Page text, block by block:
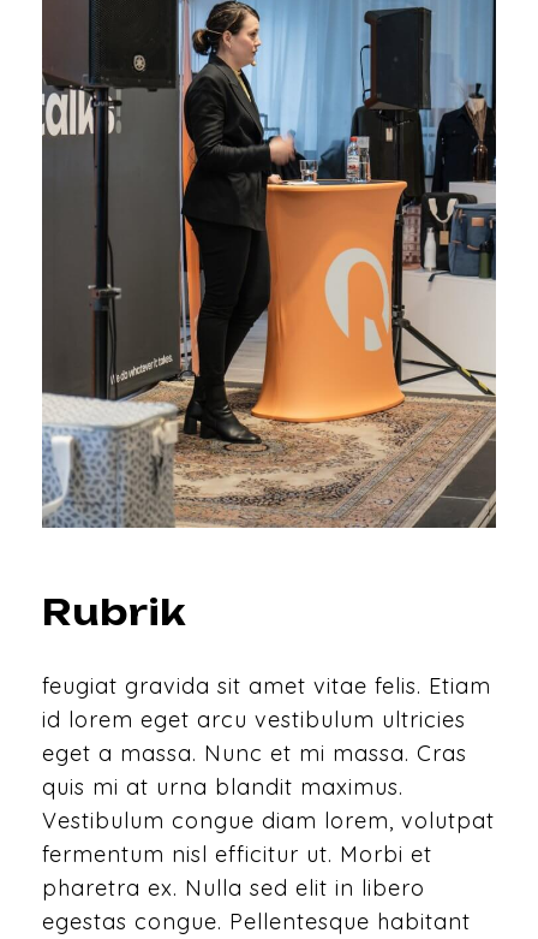
Rubrik
feugiat gravida sit amet vitae felis. Etiam
id lorem eget arcu vestibulum ultricies
eget a massa. Nunc et mi massa. Cras
quis mi at urna blandit maximus.
Vestibulum congue diam lorem, volutpat
fermentum nisl efficitur ut. Morbi et
pharetra ex. Nulla sed elit in libero
egestas congue. Pellentesque habitant